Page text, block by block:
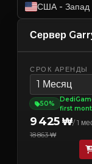
США - Запад
Сервер
СРОК АРЕНДЫ
1 Месяц
50%
first
9 425 ₩/ 1
18 863 ₩